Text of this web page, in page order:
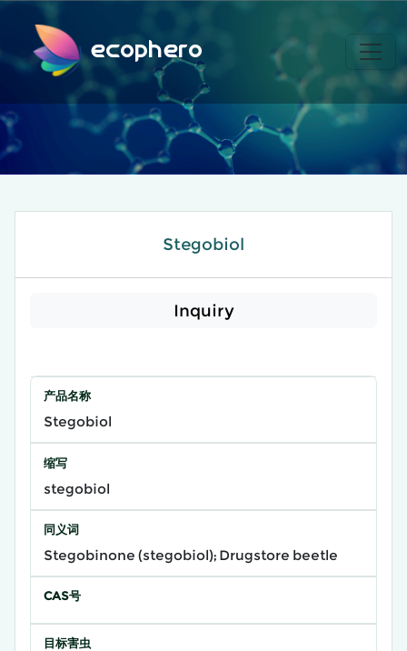
ecophero
Stegobiol
Inquiry
产品名称
Stegobiol
缩写
stegobiol
同义词
Stegobinone (stegobiol); Drugstore beetle
CAS号
目标害虫